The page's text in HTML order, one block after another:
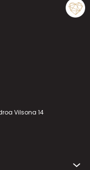
Vilsona 14